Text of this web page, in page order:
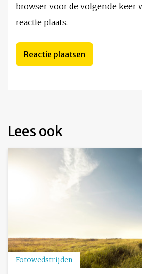
browser voor de volgende keer
reactie plaats.
Lees ook
Fotowedstrijden